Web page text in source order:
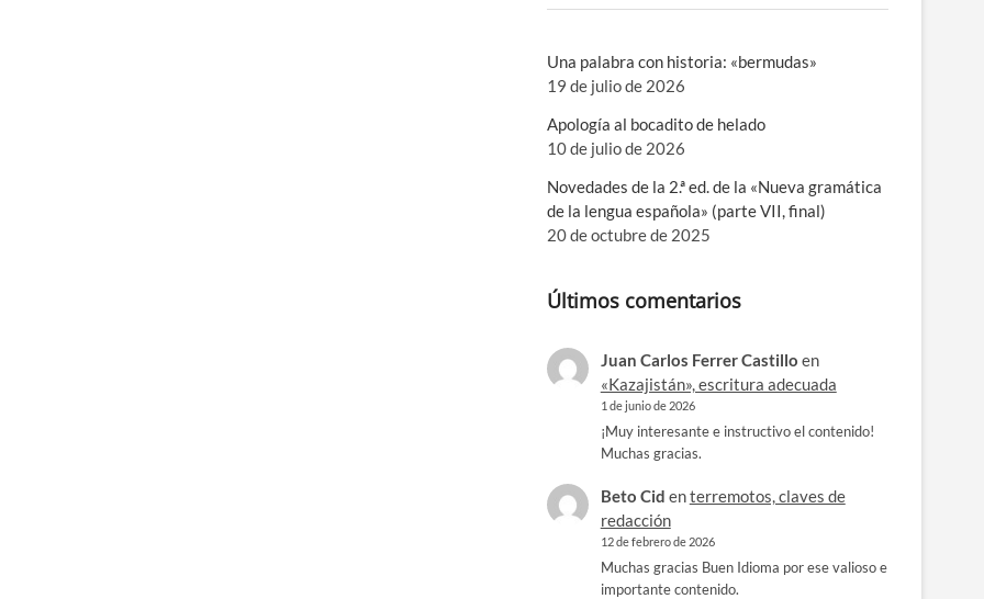
Una palabra con historia: «bermudas»
19 de julio de 2026
Apología al bocadito de helado
10 de julio de 2026
Novedades de la 2.ª ed. de la «Nueva gramática
de la lengua española» (parte VII, final)
20 de octubre de 2025
Últimos comentarios
Juan Carlos Ferrer Castillo en
«Kazajistán», escritura adecuada
1 de junio de 2026
¡Muy interesante e instructivo el contenido!
Muchas gracias.
Beto Cid enterremotos, claves de
redacción
12 de febrero de 2026
Muchas gracias Buen Idioma por ese valioso e
importante contenido.